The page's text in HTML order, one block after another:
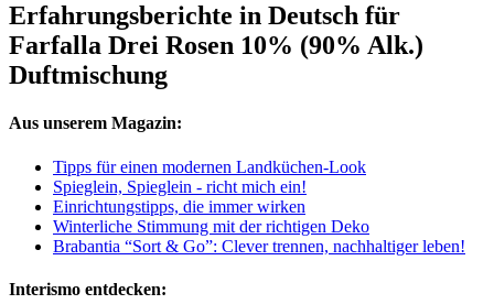
Erfahrungsberichte in Deutsch für
Farfalla Drei Rosen 10% (90% Alk.)
Duftmischung
Aus unserem Magazin:
Tipps für einen modernen Landküchen-Look
Spieglein, Spieglein - richt mich ein!
Einrichtungstipps, die immer wirken
Winterliche Stimmung mit der richtigen Deko
Brabantia “Sort & Go”: Clever trennen, nachhaltiger leben!
Interismo entdecken: